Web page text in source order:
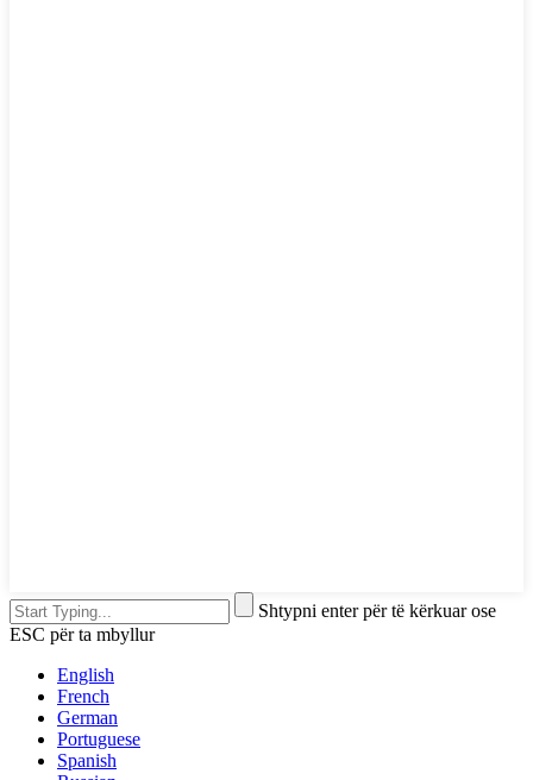
Shtypni enter për të kërkuar ose
ESC për ta mbyllur
English
French
German
Portuguese
Spanish